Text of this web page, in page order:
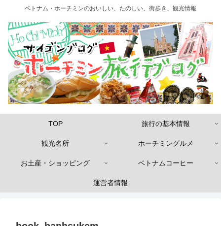
ベトナム・ホーチミンのおいしい、たのしい、街歩き、観光情報
TOP 旅行の基本情報
観光名所 ホーチミングルメ
お土産・ショッピング ベトナムコーヒー
運営者情報